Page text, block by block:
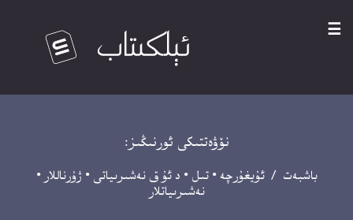
☰
نۆۋەتتىكى ئورنىڭىز:
باشبەت /ئۇيغۇرچە •تىل • د ئۇ ق نەشىرىياتى • ژۇرناللار •
نەشىرىياتلار